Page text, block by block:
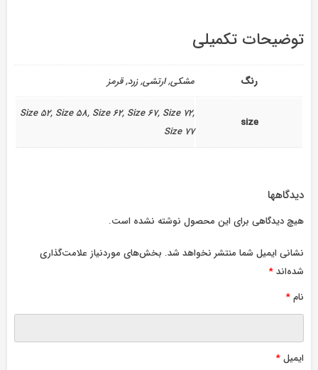
توضیحات تکمیلی
رنگ مشکی, ارتشی, زرد, قرمز
size
Size 52, Size 58, Size 62, Size 67, Size 72,
Size 77
دیدگاهها
هیچ دیدگاهی برای این محصول نوشته نشده است.
نشانی ایمیل شما منتشر نخواهد شد. بخش‌های موردنیاز علامت‌گذاری
شده‌اند*
نام*
ایمیل*